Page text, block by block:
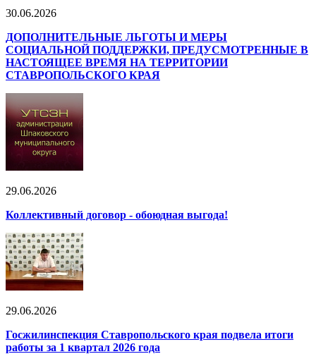
30.06.2026
ДОПОЛНИТЕЛЬНЫЕ ЛЬГОТЫ И МЕРЫ
СОЦИАЛЬНОЙ ПОДДЕРЖКИ, ПРЕДУСМОТРЕННЫЕ В
НАСТОЯЩЕЕ ВРЕМЯ НА ТЕРРИТОРИИ
СТАВРОПОЛЬСКОГО КРАЯ
29.06.2026
Коллективный договор - обоюдная выгода!
29.06.2026
Госжилинспекция Ставропольского края подвела итоги
работы за 1 квартал 2026 года